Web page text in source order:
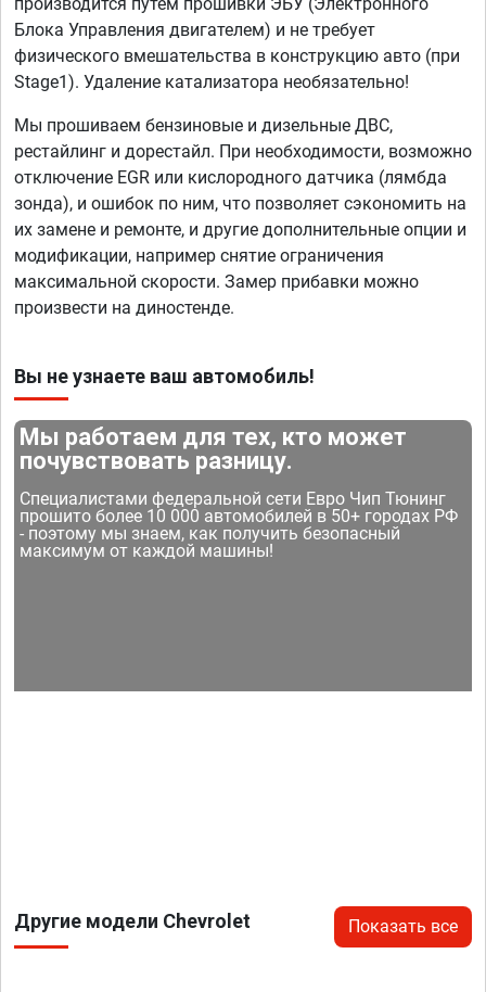
Блока Управления двигателем) и не требует
физического вмешательства в конструкцию авто (при
Stage1). Удаление катализатора необязательно!
Мы прошиваем бензиновые и дизельные ДВС,
рестайлинг и дорестайл. При необходимости, возможно
отключение EGR или кислородного датчика (лямбда
зонда), и ошибок по ним, что позволяет сэкономить на
их замене и ремонте, и другие дополнительные опции и
модификации, например снятие ограничения
максимальной скорости. Замер прибавки можно
произвести на диностенде.
Вы не узнаете ваш автомобиль!
Мы работаем для тех, кто может
почувствовать разницу.
Специалистами федеральной сети Евро Чип Тюнинг
прошито более 10 000 автомобилей в 50+ городах РФ
- поэтому мы знаем, как получить безопасный
максимум от каждой машины!
Другие модели Chevrolet Показать все